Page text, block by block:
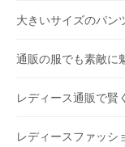
大きいサイズのパン
通販の服でも素敵に
レディース通販で賢
レディースファッシ